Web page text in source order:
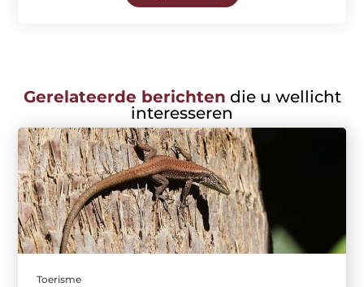
Gerelateerde berichten die u wellicht
interesseren
Toerisme